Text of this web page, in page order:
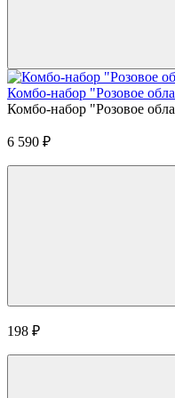
Комбо-набор "Розовое
Комбо-набор "Розовое
6 590 ₽
198 ₽